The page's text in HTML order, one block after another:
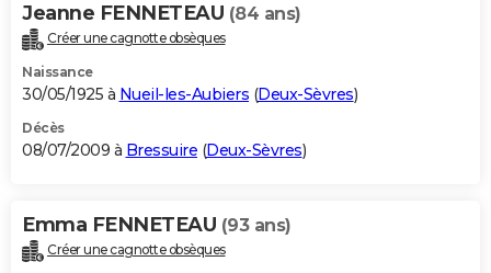
Jeanne FENNETEAU (84 ans)
Créer une cagnotte obsèques
Naissance
30/05/1925 à Nueil-les-Aubiers (Deux-Sèvres)
Décès
08/07/2009 à Bressuire (Deux-Sèvres)
Emma FENNETEAU (93 ans)
Créer une cagnotte obsèques